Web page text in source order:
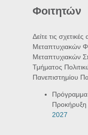
Φοιτητών
Δείτε τις
Μεταπτυχιακών
Μεταπτυχιακών
Τμήματος
Πανεπιστημίου
Προκήρυξη
2027